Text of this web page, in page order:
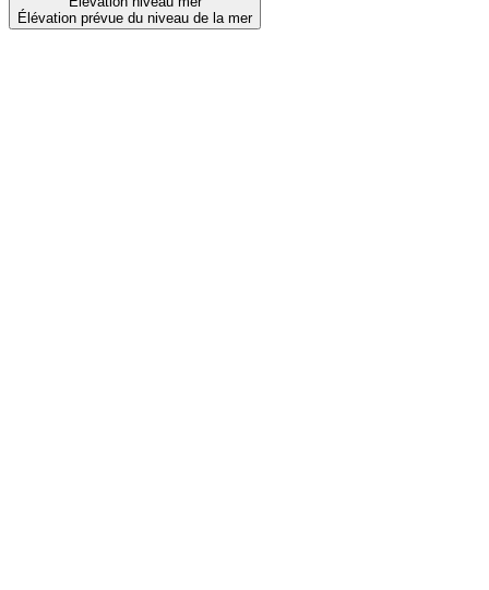
Élévation prévue du niveau de la mer